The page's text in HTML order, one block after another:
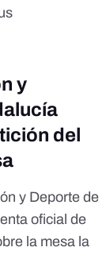
y
del
y Deporte de
oficial de
la mesa la